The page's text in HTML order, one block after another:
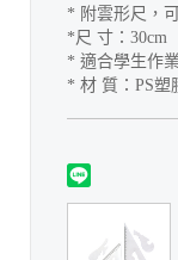
* 附雲形尺，
*尺 寸：30cm
* 適合學生作
* 材 質：PS塑